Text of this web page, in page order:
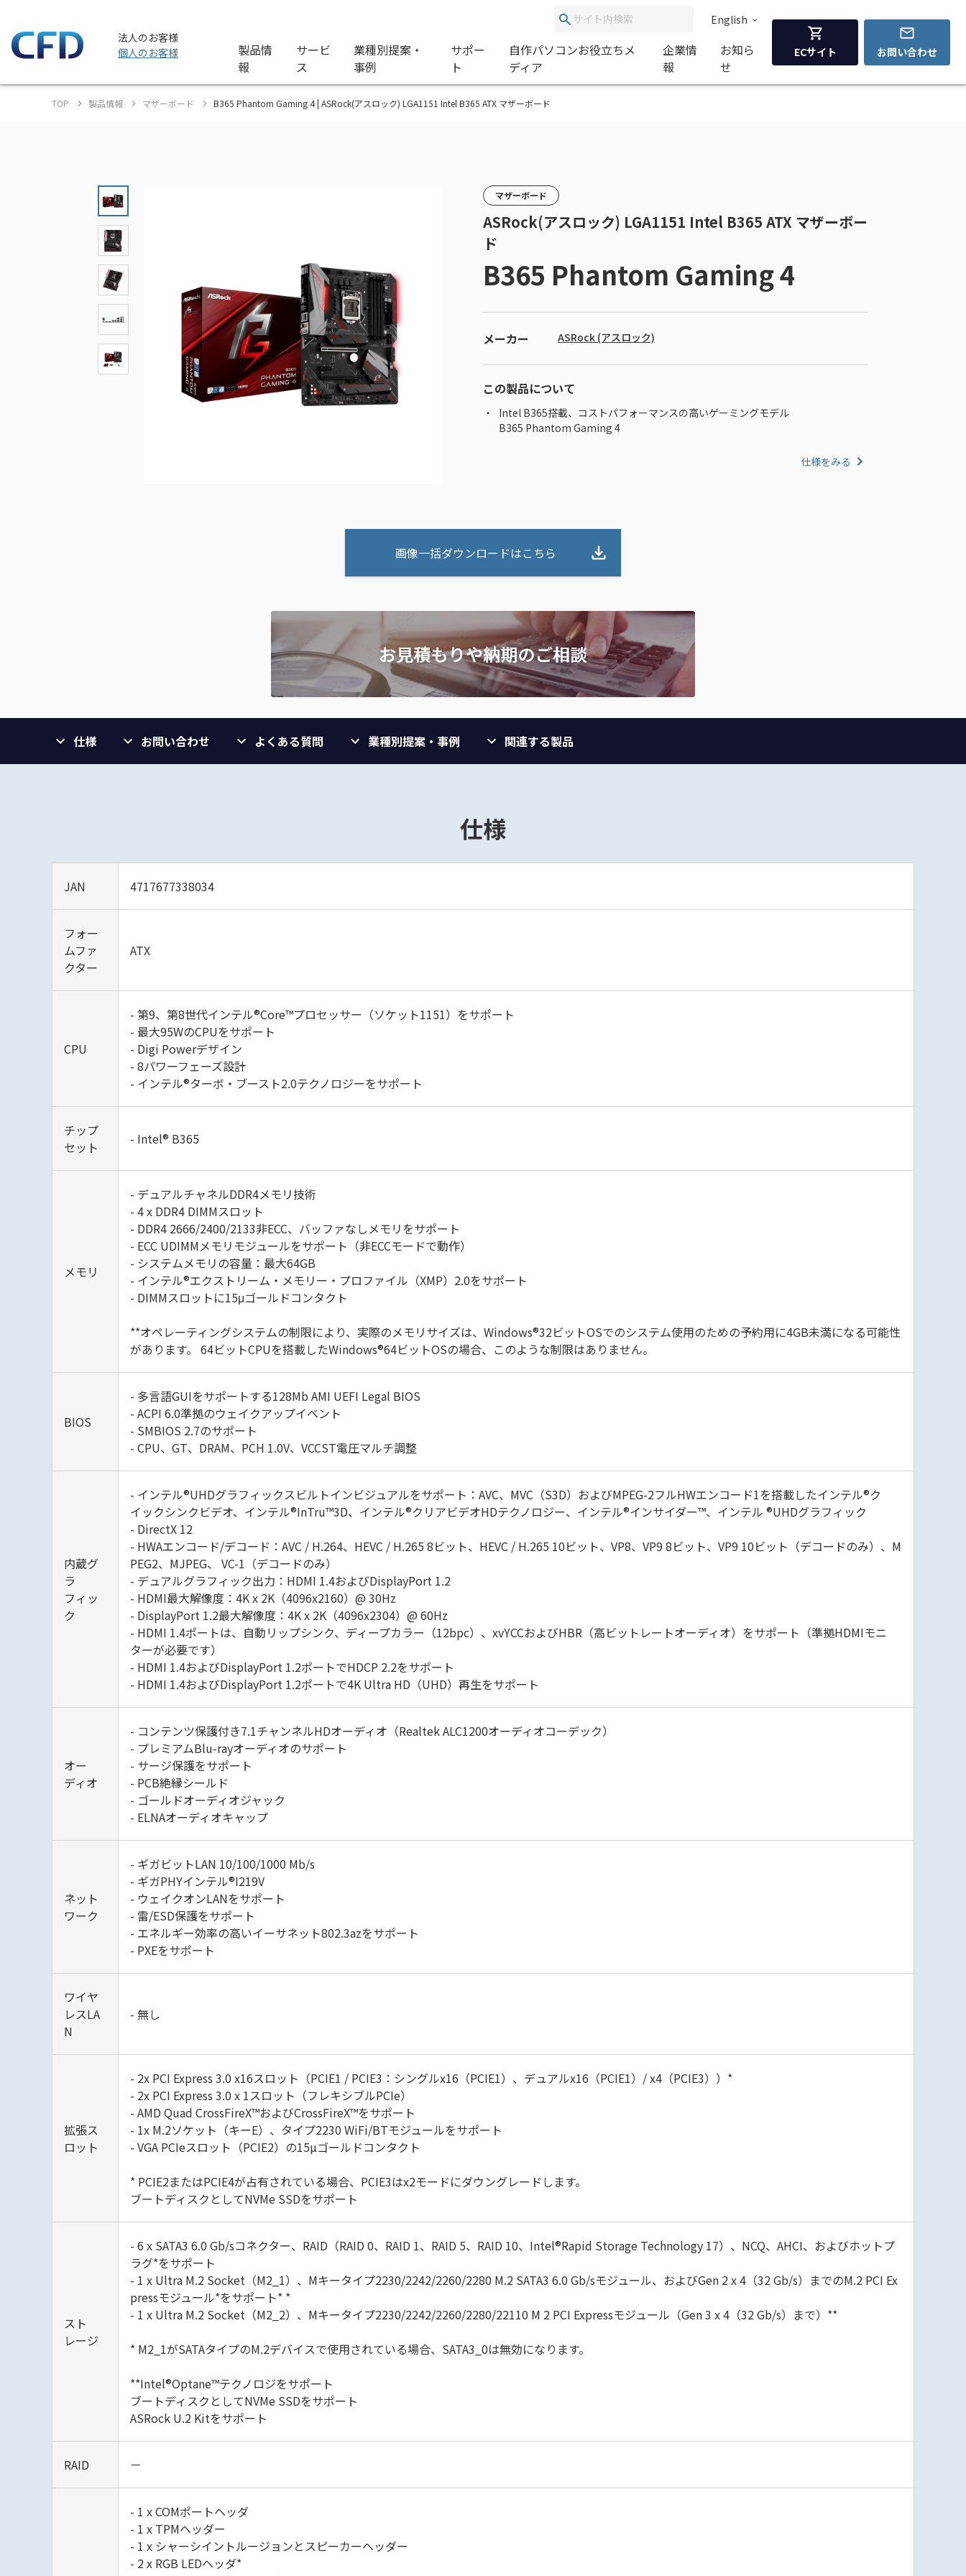
法人のお客様
個人のお客様
English
製品情
報
サービ
ス
業種別提案・
事例
サポー
ト
自作パソコンお役立ちメ
ディア
企業情
報
お知ら
せ
ECサイト お問い合わせ
TOP 製品情報 マザーボード B365 Phantom Gaming 4 | ASRock(アスロック) LGA1151 Intel B365 ATX マザーボード
マザーボード
ASRock(アスロック) LGA1151 Intel B365 ATX マザーボー
ド
B365 Phantom Gaming 4
メーカー ASRock (アスロック)
この製品について
Intel B365搭載、コストパフォーマンスの高いゲーミングモデル
B365 Phantom Gaming 4
仕様をみる
画像一括ダウンロードはこちら
仕様 お問い合わせ よくある質問 業種別提案・事例 関連する製品
仕様
JAN 4717677338034
フォー
ムファ
クター
ATX
CPU
- 第9、第8世代インテル®Core™プロセッサー（ソケット1151）をサポート
- 最大95WのCPUをサポート
- Digi Powerデザイン
- 8パワーフェーズ設計
- インテル®ターボ・ブースト2.0テクノロジーをサポート
チップ
セット
- Intel® B365
メモリ
- デュアルチャネルDDR4メモリ技術
- 4 x DDR4 DIMMスロット
- DDR4 2666/2400/2133非ECC、バッファなしメモリをサポート
- ECC UDIMMメモリモジュールをサポート（非ECCモードで動作）
- システムメモリの容量：最大64GB
- インテル®エクストリーム・メモリー・プロファイル（XMP）2.0をサポート
- DIMMスロットに15μゴールドコンタクト
**オペレーティングシステムの制限により、実際のメモリサイズは、Windows®32ビットOSでのシステム使用のための予約用に4GB未満になる可能性
があります。 64ビットCPUを搭載したWindows®64ビットOSの場合、このような制限はありません。
BIOS
- 多言語GUIをサポートする128Mb AMI UEFI Legal BIOS
- ACPI 6.0準拠のウェイクアップイベント
- SMBIOS 2.7のサポート
- CPU、GT、DRAM、PCH 1.0V、VCCST電圧マルチ調整
内蔵グ
ラ
フィッ
ク
- インテル®UHDグラフィックスビルトインビジュアルをサポート：AVC、MVC（S3D）およびMPEG-2フルHWエンコード1を搭載したインテル®ク
イックシンクビデオ、インテル®InTru™3D、インテル®クリアビデオHDテクノロジー、インテル®インサイダー™、インテル ®UHDグラフィック
- DirectX 12
- HWAエンコード/デコード：AVC / H.264、HEVC / H.265 8ビット、HEVC / H.265 10ビット、VP8、VP9 8ビット、VP9 10ビット（デコードのみ）、M
PEG2、MJPEG、 VC-1（デコードのみ）
- デュアルグラフィック出力：HDMI 1.4およびDisplayPort 1.2
- HDMI最大解像度：4K x 2K（4096x2160）@ 30Hz
- DisplayPort 1.2最大解像度：4K x 2K（4096x2304）@ 60Hz
- HDMI 1.4ポートは、自動リップシンク、ディープカラー（12bpc）、xvYCCおよびHBR（高ビットレートオーディオ）をサポート（準拠HDMIモニ
ターが必要です）
- HDMI 1.4およびDisplayPort 1.2ポートでHDCP 2.2をサポート
- HDMI 1.4およびDisplayPort 1.2ポートで4K Ultra HD（UHD）再生をサポート
オー
ディオ
- コンテンツ保護付き7.1チャンネルHDオーディオ（Realtek ALC1200オーディオコーデック）
- プレミアムBlu-rayオーディオのサポート
- サージ保護をサポート
- PCB絶縁シールド
- ゴールドオーディオジャック
- ELNAオーディオキャップ
ネット
ワーク
- ギガビットLAN 10/100/1000 Mb/s
- ギガPHYインテル®I219V
- ウェイクオンLANをサポート
- 雷/ESD保護をサポート
- エネルギー効率の高いイーサネット802.3azをサポート
- PXEをサポート
ワイヤ
レスLA
N
- 無し
拡張ス
ロット
- 2x PCI Express 3.0 x16スロット（PCIE1 / PCIE3：シングルx16（PCIE1）、デュアルx16（PCIE1）/ x4（PCIE3））*
- 2x PCI Express 3.0 x 1スロット（フレキシブルPCIe）
- AMD Quad CrossFireX™およびCrossFireX™をサポート
- 1x M.2ソケット（キーE）、タイプ2230 WiFi/BTモジュールをサポート
- VGA PCIeスロット（PCIE2）の15µゴールドコンタクト
* PCIE2またはPCIE4が占有されている場合、PCIE3はx2モードにダウングレードします。
ブートディスクとしてNVMe SSDをサポート
スト
レージ
- 6 x SATA3 6.0 Gb/sコネクター、RAID（RAID 0、RAID 1、RAID 5、RAID 10、Intel®Rapid Storage Technology 17）、NCQ、AHCI、およびホットプ
ラグ*をサポート
- 1 x Ultra M.2 Socket（M2_1）、Mキータイプ2230/2242/2260/2280 M.2 SATA3 6.0 Gb/sモジュール、およびGen 2 x 4（32 Gb/s）までのM.2 PCI Ex
pressモジュール*をサポート* *
- 1 x Ultra M.2 Socket（M2_2）、Mキータイプ2230/2242/2260/2280/22110 M 2 PCI Expressモジュール（Gen 3 x 4（32 Gb/s）まで）**
* M2_1がSATAタイプのM.2デバイスで使用されている場合、SATA3_0は無効になります。
**Intel®Optane™テクノロジをサポート
ブートディスクとしてNVMe SSDをサポート
ASRock U.2 Kitをサポート
RAID －
- 1 x COMポートヘッダ
- 1 x TPMヘッダー
- 1 x シャーシイントルージョンとスピーカーヘッダー
- 2 x RGB LEDヘッダ*